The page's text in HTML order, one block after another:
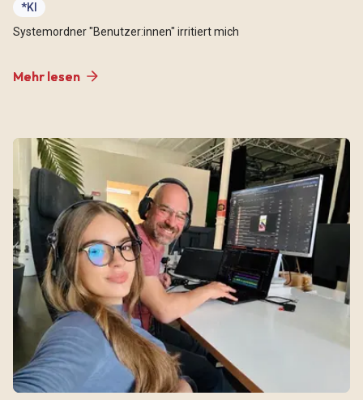
*KI
Systemordner "Benutzer:innen" irritiert mich
Mehr lesen